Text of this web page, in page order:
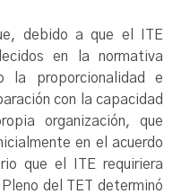
debido a que el ITE
en la normativa
la proporcionalidad e
con la capacidad
organización, que
en el acuerdo
que el ITE requiriera
del TET determinó